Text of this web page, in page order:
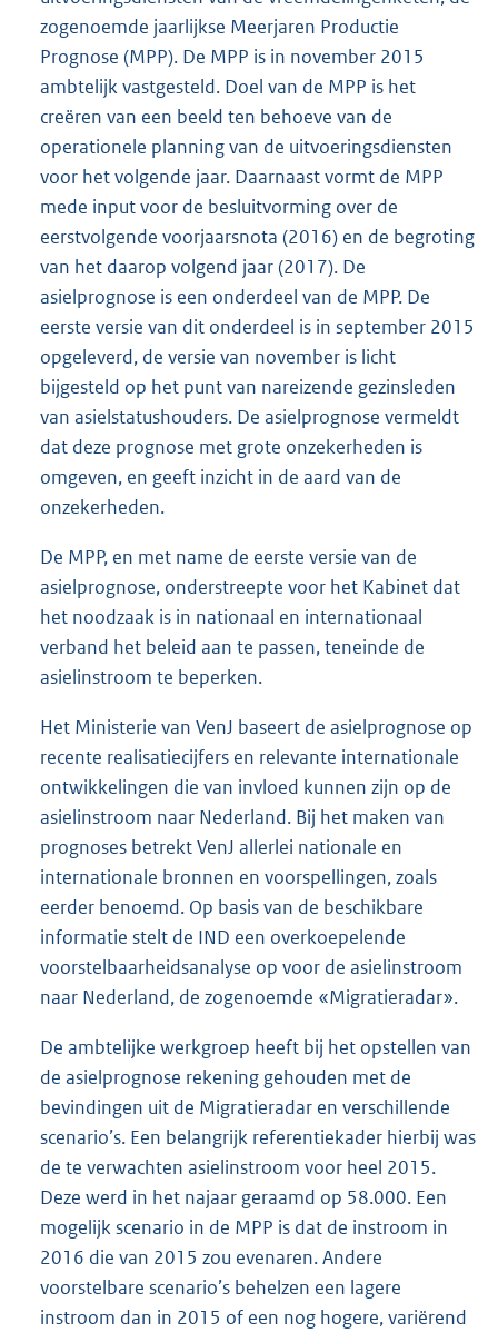
zogenoemde jaarlijkse Meerjaren Productie
Prognose (MPP). De MPP is in november 2015
ambtelijk vastgesteld. Doel van de MPP is het
creëren van een beeld ten behoeve van de
operationele planning van de uitvoeringsdiensten
voor het volgende jaar. Daarnaast vormt de MPP
mede input voor de besluitvorming over de
eerstvolgende voorjaarsnota (2016) en de begroting
van het daarop volgend jaar (2017). De
asielprognose is een onderdeel van de MPP. De
eerste versie van dit onderdeel is in september 2015
opgeleverd, de versie van november is licht
bijgesteld op het punt van nareizende gezinsleden
van asielstatushouders. De asielprognose vermeldt
dat deze prognose met grote onzekerheden is
omgeven, en geeft inzicht in de aard van de
onzekerheden.
De MPP, en met name de eerste versie van de
asielprognose, onderstreepte voor het Kabinet dat
het noodzaak is in nationaal en internationaal
verband het beleid aan te passen, teneinde de
asielinstroom te beperken.
Het Ministerie van VenJ baseert de asielprognose op
recente realisatiecijfers en relevante internationale
ontwikkelingen die van invloed kunnen zijn op de
asielinstroom naar Nederland. Bij het maken van
prognoses betrekt VenJ allerlei nationale en
internationale bronnen en voorspellingen, zoals
eerder benoemd. Op basis van de beschikbare
informatie stelt de IND een overkoepelende
voorstelbaarheidsanalyse op voor de asielinstroom
naar Nederland, de zogenoemde «Migratieradar».
De ambtelijke werkgroep heeft bij het opstellen van
de asielprognose rekening gehouden met de
bevindingen uit de Migratieradar en verschillende
scenario’s. Een belangrijk referentiekader hierbij was
de te verwachten asielinstroom voor heel 2015.
Deze werd in het najaar geraamd op 58.000. Een
mogelijk scenario in de MPP is dat de instroom in
2016 die van 2015 zou evenaren. Andere
voorstelbare scenario’s behelzen een lagere
instroom dan in 2015 of een nog hogere, variërend